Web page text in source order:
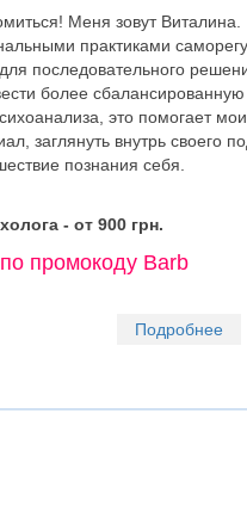
Меня зовут Виталина.
практиками
последовательного
более
это помогает
заглянуть внутрь своего
познания себя.
- от 900 грн.
промокоду Barb
Подробнее